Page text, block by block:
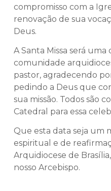
compromisso com a
renovação de sua
Deus.
A Santa Missa será
comunidade
pastor, agradecendo
pedindo a Deus que
sua missão. Todos são
Catedral para essa
Que esta data seja um
espiritual e de
Arquidiocese de
nosso Arcebispo.